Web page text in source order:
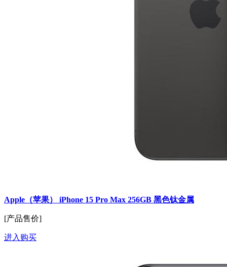
Apple（苹果） iPhone 15 Pro Max 256GB 黑色钛金属
[产品售价]
进入购买